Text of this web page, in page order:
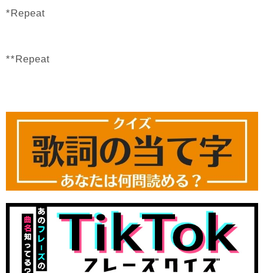
*Repeat
**Repeat